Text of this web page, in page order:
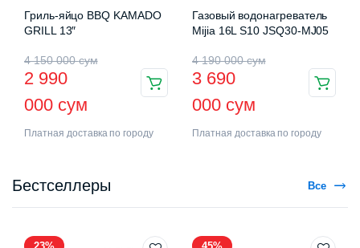
Гриль-яйцо BBQ KAMADO
GRILL 13″
4 150 000сум
2 990
000 сум
Платная доставка по городу
Газовый водонагреватель
Mijia 16L S10 JSQ30-MJ05
4 190 000сум
3 690
000 сум
Платная доставка по городу
Бестселлеры Все
23% 45%